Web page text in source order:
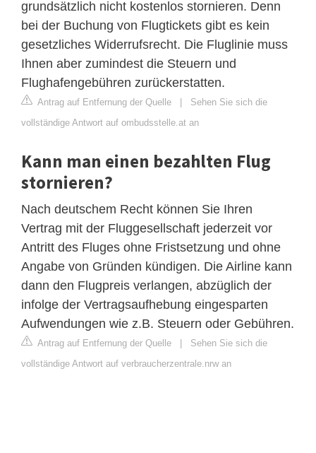
grundsätzlich nicht kostenlos stornieren. Denn
bei der Buchung von Flugtickets gibt es kein
gesetzliches Widerrufsrecht. Die Fluglinie muss
Ihnen aber zumindest die Steuern und
Flughafengebühren zurückerstatten.
Antrag auf Entfernung der Quelle | Sehen Sie sich die
vollständige Antwort auf ombudsstelle.at an
Kann man einen bezahlten Flug
stornieren?
Nach deutschem Recht können Sie Ihren
Vertrag mit der Fluggesellschaft jederzeit vor
Antritt des Fluges ohne Fristsetzung und ohne
Angabe von Gründen kündigen. Die Airline kann
dann den Flugpreis verlangen, abzüglich der
infolge der Vertragsaufhebung eingesparten
Aufwendungen wie z.B. Steuern oder Gebühren.
Antrag auf Entfernung der Quelle | Sehen Sie sich die
vollständige Antwort auf verbraucherzentrale.nrw an